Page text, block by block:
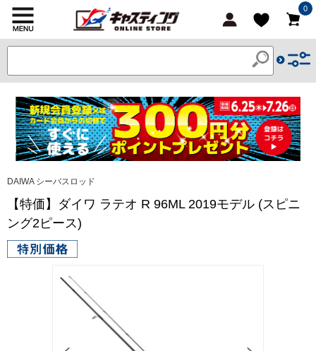
0
DAIWA シーバスロッド
【特価】ダイワ ラテオ R 96ML 2019モデル (スピニ
ング2ピース)